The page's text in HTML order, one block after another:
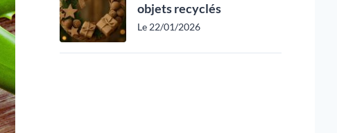
objets recyclés
Le 22/01/2026